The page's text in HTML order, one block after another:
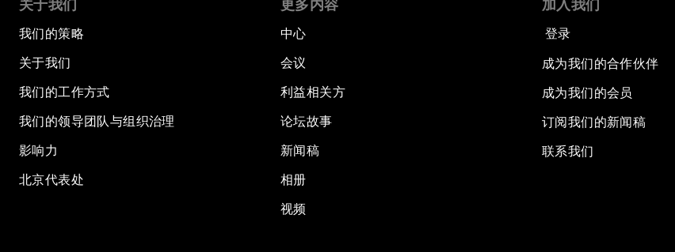
关于我们
我们的策略
关于我们
我们的工作方式
我们的领导团队与组织治理
影响力
北京代表处
更多内容
中心
会议
利益相关方
论坛故事
新闻稿
相册
视频
加入我们
登录
成为我们的合作伙伴
成为我们的会员
订阅我们的新闻稿
联系我们